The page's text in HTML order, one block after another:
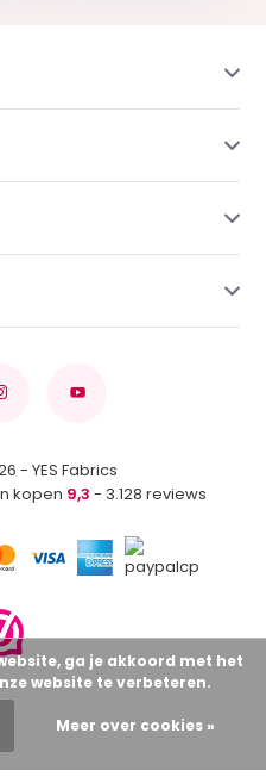
- YES Fabrics
kopen 9,3 - 3.128 reviews
ga je akkoord met het
website te verbeteren.
Meer over cookies »